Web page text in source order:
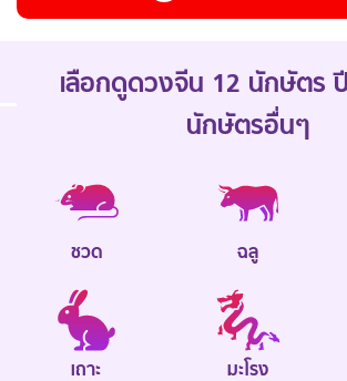
เลือกดูดวงจีน 12 นักษัตร
นักษัตรอื่นๆ
ชวด ฉลู
เถาะ มะโรง